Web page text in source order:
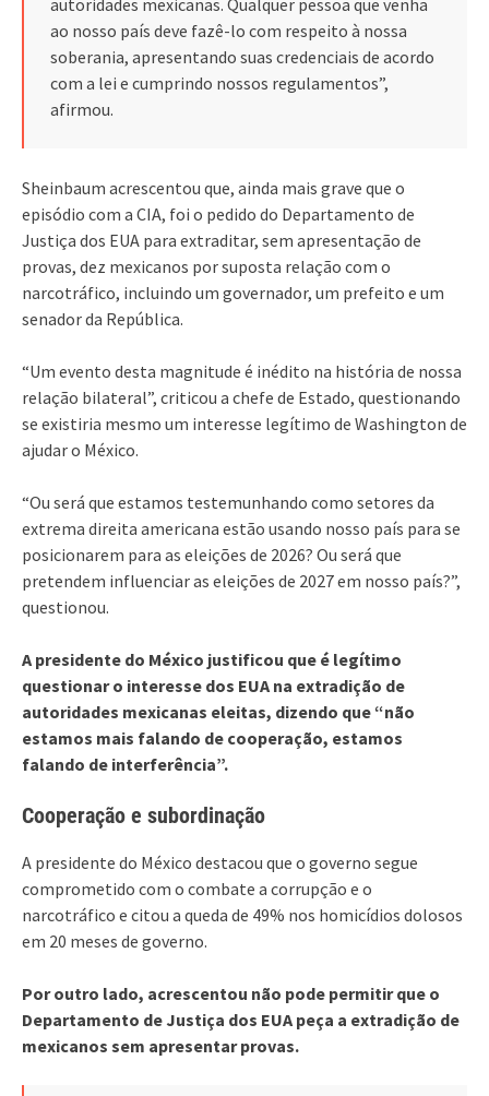
ao nosso país deve fazê-lo com respeito à nossa
soberania, apresentando suas credenciais de acordo
com a lei e cumprindo nossos regulamentos”,
afirmou.
Sheinbaum acrescentou que, ainda mais grave que o
episódio com a CIA, foi o pedido do Departamento de
Justiça dos EUA para extraditar, sem apresentação de
provas, dez mexicanos por suposta relação com o
narcotráfico, incluindo um governador, um prefeito e um
senador da República.
“Um evento desta magnitude é inédito na história de nossa
relação bilateral”, criticou a chefe de Estado, questionando
se existiria mesmo um interesse legítimo de Washington de
ajudar o México.
“Ou será que estamos testemunhando como setores da
extrema direita americana estão usando nosso país para se
posicionarem para as eleições de 2026? Ou será que
pretendem influenciar as eleições de 2027 em nosso país?”,
questionou.
A presidente do México justificou que é legítimo
questionar o interesse dos EUA na extradição de
autoridades mexicanas eleitas, dizendo que “não
estamos mais falando de cooperação, estamos
falando de interferência”.
Cooperação e subordinação
A presidente do México destacou que o governo segue
comprometido com o combate a corrupção e o
narcotráfico e citou a queda de 49% nos homicídios dolosos
em 20 meses de governo.
Por outro lado, acrescentou não pode permitir que o
Departamento de Justiça dos EUA peça a extradição de
mexicanos sem apresentar provas.